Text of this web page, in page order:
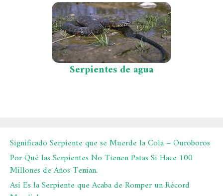
Serpientes de agua
Significado Serpiente que se Muerde la Cola – Ouroboros
Por Qué las Serpientes No Tienen Patas Si Hace 100
Millones de Años Tenían.
Así Es la Serpiente que Acaba de Romper un Récord